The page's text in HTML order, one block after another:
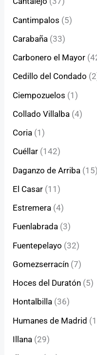
Cantimpalos (5)
Carabaña (33)
Carbonero el Mayor
Cedillo del Condado
Ciempozuelos (1)
Collado Villalba (4)
Coria (1)
Cuéllar (142)
Daganzo de Arriba (15)
El Casar (11)
Estremera (4)
Fuenlabrada (3)
Fuentepelayo (32)
Gomezserracín (7)
Hoces del Duratón (5)
Hontalbilla (36)
Humanes de Madrid
Illana (29)